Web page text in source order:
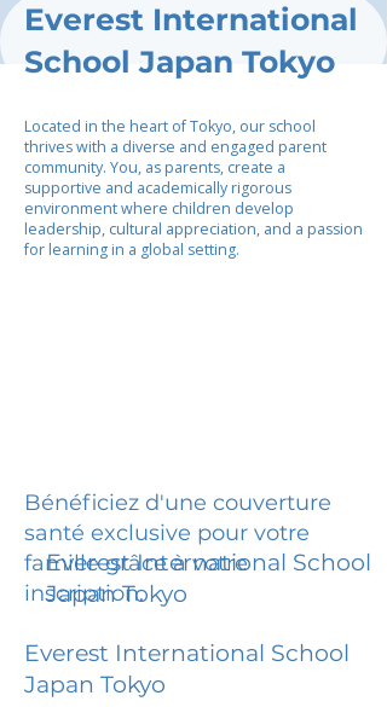
Everest International
School Japan Tokyo
Located in the heart of Tokyo, our school
thrives with a diverse and engaged parent
community. You, as parents, create a
supportive and academically rigorous
environment where children develop
leadership, cultural appreciation, and a passion
for learning in a global setting.
Bénéficiez d'une couverture
santé exclusive pour votre
famille grâce à votre
inscription.
Everest International School
Japan Tokyo
Everest International School
Japan Tokyo